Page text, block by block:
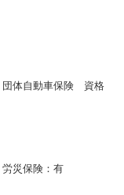
体自動車保険 資格
災保険：有